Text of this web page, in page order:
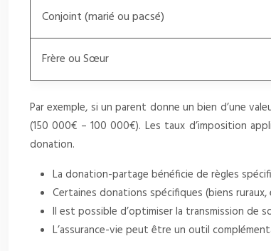
Conjoint (marié ou pacsé)
Frère ou Sœur
Par exemple, si un parent donne un bien d’une
(150 000€ – 100 000€). Les taux d’imposition
donation.
La donation-partage bénéficie de règles
Certaines donations spécifiques (biens
Il est possible d’optimiser la transmission de
L’assurance-vie peut être un outil